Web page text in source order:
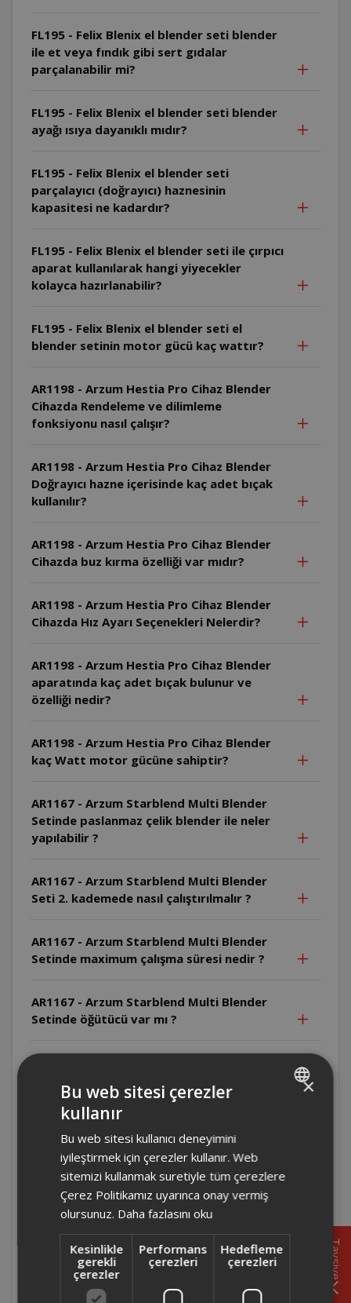
FL195 - Felix Blenix el blender seti blender
ile et veya fındık gibi sert gıdalar
parçalanabilir mi?
FL195 - Felix Blenix el blender seti blender
ayağı ısıya dayanıklı mıdır?
FL195 - Felix Blenix el blender seti
parçalayıcı (doğrayıcı) haznesinin
kapasitesi ne kadardır?
FL195 - Felix Blenix el blender seti ile çırpıcı
aparat kullanılarak hangi yiyecekler
kolayca hazırlanabilir?
FL195 - Felix Blenix el blender seti el
blender setinin motor gücü kaç wattır?
AR1198 - Arzum Hestia Pro Cihaz Blender
Cihazda Rendeleme ve dilimleme
fonksiyonu nasıl çalışır?
AR1198 - Arzum Hestia Pro Cihaz Blender
Doğrayıcı hazne içerisinde kaç adet bıçak
kullanılır?
AR1198 - Arzum Hestia Pro Cihaz Blender
Cihazda buz kırma özelliği var mıdır?
AR1198 - Arzum Hestia Pro Cihaz Blender
Cihazda Hız Ayarı Seçenekleri Nelerdir?
AR1198 - Arzum Hestia Pro Cihaz Blender
aparatında kaç adet bıçak bulunur ve
özelliği nedir?
AR1198 - Arzum Hestia Pro Cihaz Blender
kaç Watt motor gücüne sahiptir?
AR1167 - Arzum Starblend Multi Blender
Setinde paslanmaz çelik blender ile neler
yapılabilir ?
AR1167 - Arzum Starblend Multi Blender
Seti 2. kademede nasıl çalıştırılmalır ?
AR1167 - Arzum Starblend Multi Blender
Setinde maximum çalışma süresi nedir ?
AR1167 - Arzum Starblend Multi Blender
Setinde öğütücü var mı ?
AR1167 - Arzum Starblend Multi Blender
Setinin haznesi kaç litre ?
AR1167 - Arzum Starblend Multi Blender
Setinde buz kırma özelliği var mı ?
AR1167 - Arzum Starblend Multi Blender
Seti kaç hız kademesine sahip ?
Tavsiye
×
Bu web sitesi çerezler
kullanır
Bu web sitesi kullanıcı deneyimini
iyileştirmek için çerezler kullanır. Web
sitemizi kullanmak suretiyle tüm çerezlere
Çerez Politikamız uyarınca onay vermiş
olursunuz. Daha fazlasını oku
Kesinlikle
gerekli
çerezler
Performans
çerezleri
Hedefleme
çerezleri